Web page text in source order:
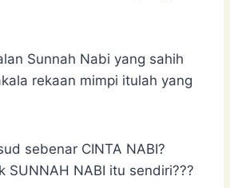
Sunnah Nabi yang sahih
rekaan mimpi itulah yang
sebenar CINTA NABI?
SUNNAH NABI itu sendiri???